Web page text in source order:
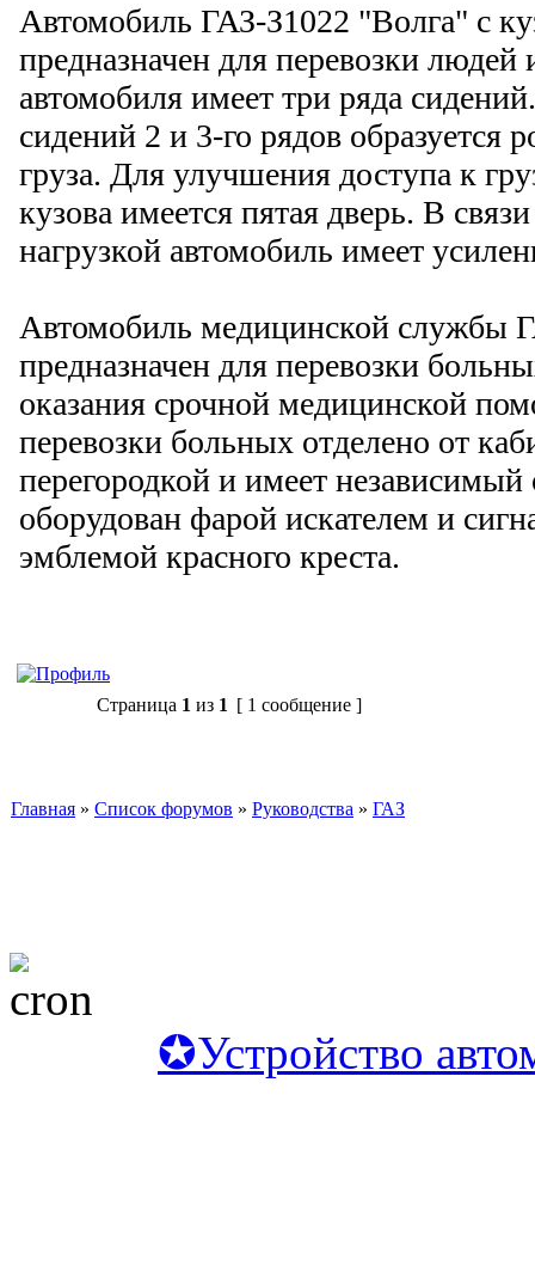
Автомобиль ГАЗ-З1022 "Волга" с
предназначен для перевозки людей
автомобиля имеет три ряда
сидений 2 и 3-го рядов образуется
груза. Для улучшения доступа к
кузова имеется пятая дверь. В
нагрузкой автомобиль имеет
Автомобиль медицинской службы
предназначен для перевозки
оказания срочной медицинской
перевозки больных отделено от
перегородкой и имеет
оборудован фарой искателем и
эмблемой красного креста.
Страница 1 из 1 [ 1 сообщение ]
Главная » Список форумов » Руководства » ГАЗ
✪Устройство